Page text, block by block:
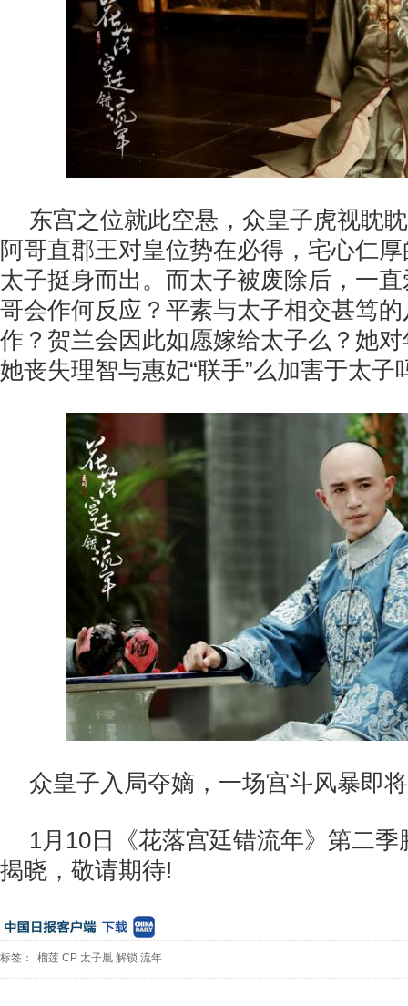
东宫之位就此空悬，众皇子虎视眈
阿哥直郡王对皇位势在必得，宅心仁
太子挺身而出。而太子被废除后，一
哥会作何反应？平素与太子相交甚笃
作？贺兰会因此如愿嫁给太子么？她
她丧失理智与惠妃“联手”么加害于太子
众皇子入局夺嫡，一场宫斗风暴即
1月10日《花落宫廷错流年》第二
揭晓，敬请期待!
标签： 榴莲 CP 太子胤 解锁 流年